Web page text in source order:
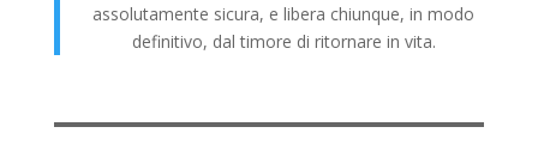
assolutamente sicura, e libera chiunque, in modo
definitivo, dal timore di ritornare in vita.